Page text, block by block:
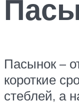
Пасынок –
короткие
стеблей, а